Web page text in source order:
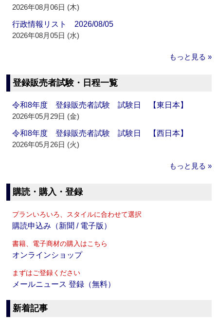
2026年08月06日 (木)
行政情報リスト 2026/08/05
2026年08月05日 (水)
もっと見る »
登録販売者試験・日程一覧
令和8年度 登録販売者試験 試験日 【東日本】
2026年05月29日 (金)
令和8年度 登録販売者試験 試験日 【西日本】
2026年05月26日 (火)
もっと見る »
購読・購入・登録
プランいろいろ、スタイルに合わせて選択
購読申込み（新聞 / 電子版）
書籍、電子商材の購入はこちら
オンラインショップ
まずはご登録ください
メールニュース 登録（無料）
新着記事